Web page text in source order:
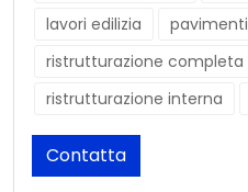
lavori edilizia
pavimenti
ristrutturazione completa
ristrutturazione interna
Contatta